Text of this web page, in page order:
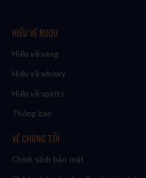
HIỂU VỀ RƯỢU
Hiểu về vang
Hiểu về whisky
Hiểu về spirits
Thông báo
VỀ CHÚNG TÔI
Chính sách bảo mật